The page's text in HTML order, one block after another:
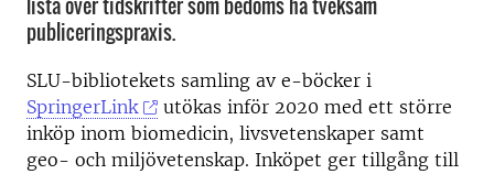
publiceringspraxis.
SLU-bibliotekets samling av e-böcker i
SpringerLink
utökas inför 2020 med ett större
inköp inom biomedicin, livsvetenskaper samt
geo- och miljövetenskap. Inköpet ger tillgång till